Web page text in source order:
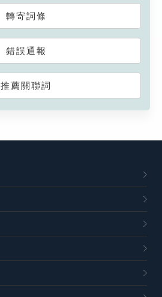
轉寄詞條
錯誤通報
推薦關聯詞